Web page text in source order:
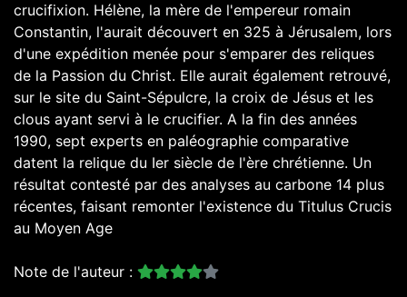
crucifixion. Hélène, la mère de l'empereur romain
Constantin, l'aurait découvert en 325 à Jérusalem, lors
d'une expédition menée pour s'emparer des reliques
de la Passion du Christ. Elle aurait également retrouvé,
sur le site du Saint-Sépulcre, la croix de Jésus et les
clous ayant servi à le crucifier. A la fin des années
1990, sept experts en paléographie comparative
datent la relique du Ier siècle de l'ère chrétienne. Un
résultat contesté par des analyses au carbone 14 plus
récentes, faisant remonter l'existence du Titulus Crucis
au Moyen Age
Note de l'auteur :